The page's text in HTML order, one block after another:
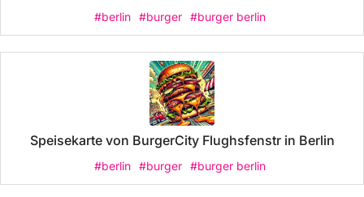
#berlin #burger #burger berlin
Speisekarte von BurgerCity Flughsfenstr in Berlin
#berlin #burger #burger berlin